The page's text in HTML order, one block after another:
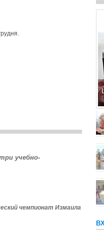
учебно-
чемпионат Измаила